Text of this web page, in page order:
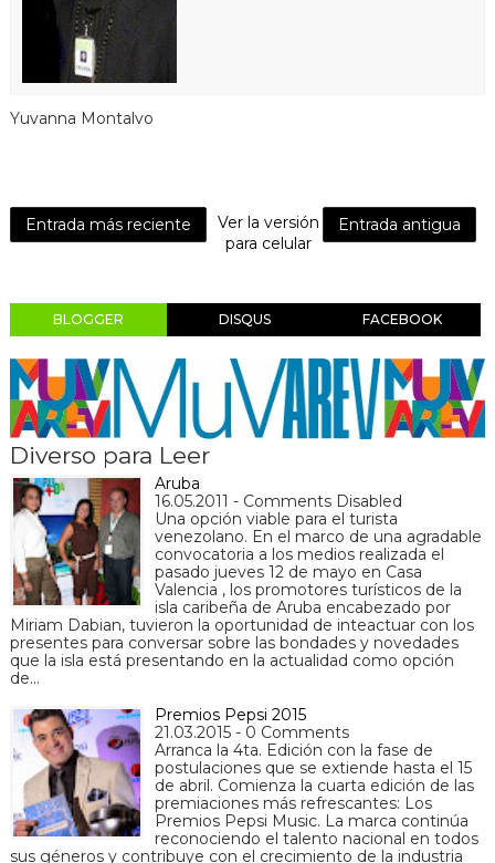
Yuvanna Montalvo
Entrada más reciente Entrada antigua
Ver la versión
para celular
BLOGGER DISQUS FACEBOOK
Diverso para Leer
Aruba
16.05.2011 - Comments Disabled
Una opción viable para el turista
venezolano. En el marco de una agradable
convocatoria a los medios realizada el
pasado jueves 12 de mayo en Casa
Valencia , los promotores turísticos de la
isla caribeña de Aruba encabezado por
Miriam Dabian, tuvieron la oportunidad de inteactuar con los
presentes para conversar sobre las bondades y novedades
que la isla está presentando en la actualidad como opción
de…
Premios Pepsi 2015
21.03.2015 - 0 Comments
Arranca la 4ta. Edición con la fase de
postulaciones que se extiende hasta el 15
de abril. Comienza la cuarta edición de las
premiaciones más refrescantes: Los
Premios Pepsi Music. La marca continúa
reconociendo el talento nacional en todos
sus géneros y contribuye con el crecimiento de la industria